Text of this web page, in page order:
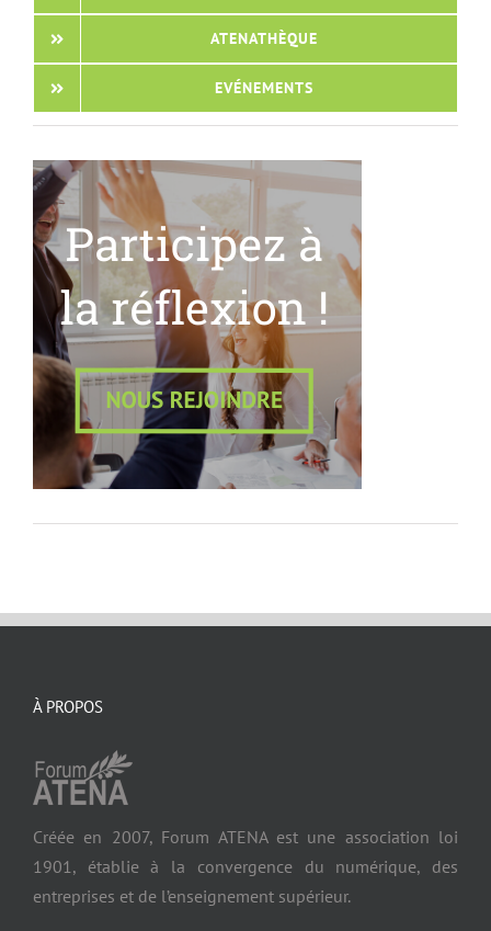
ATENATHÈQUE
EVÉNEMENTS
À PROPOS
Créée en 2007, Forum ATENA est une association loi
1901, établie à la convergence du numérique, des
entreprises et de l’enseignement supérieur.